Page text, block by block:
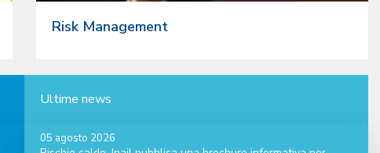
Risk Management
Ultime news
05 agosto 2026